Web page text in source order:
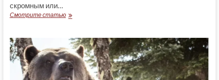
скромным или…
Смотрите статьюДОРОГИЕ